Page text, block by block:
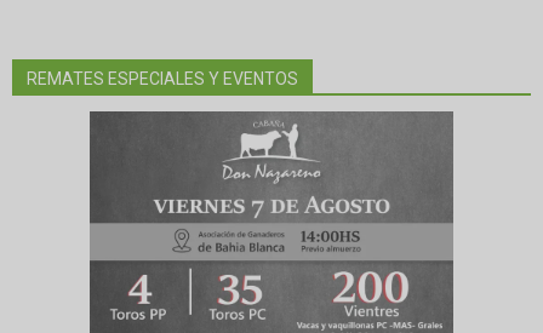
REMATES ESPECIALES Y EVENTOS